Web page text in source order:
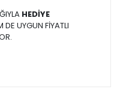
HEDİYE
DE UYGUN FİYATLI